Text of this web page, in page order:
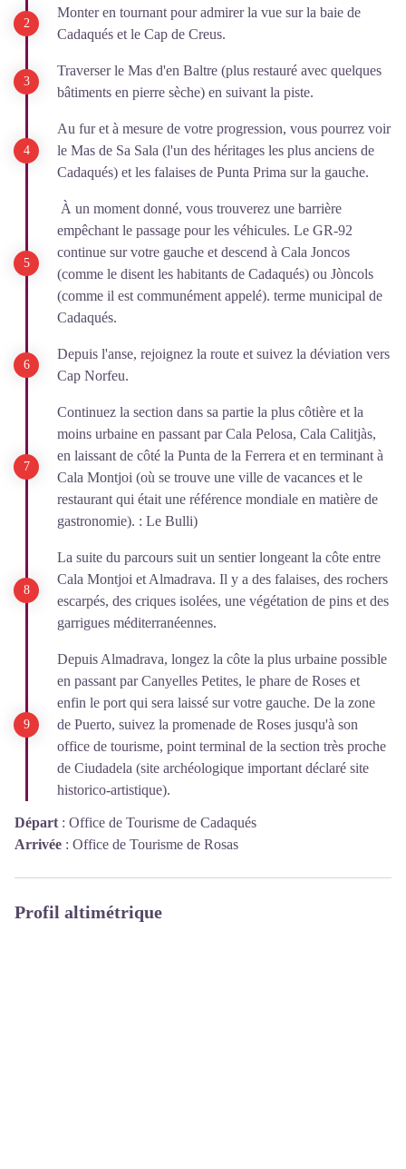
Monter en tournant pour admirer la vue sur la baie de
Cadaqués et le Cap de Creus.
Traverser le Mas d'en Baltre (plus restauré avec quelques
bâtiments en pierre sèche) en suivant la piste.
Au fur et à mesure de votre progression, vous pourrez voir
le Mas de Sa Sala (l'un des héritages les plus anciens de
Cadaqués) et les falaises de Punta Prima sur la gauche.
À un moment donné, vous trouverez une barrière
empêchant le passage pour les véhicules. Le GR-92
continue sur votre gauche et descend à Cala Joncos
(comme le disent les habitants de Cadaqués) ou Jòncols
(comme il est communément appelé). terme municipal de
Cadaqués.
Depuis l'anse, rejoignez la route et suivez la déviation vers
Cap Norfeu.
Continuez la section dans sa partie la plus côtière et la
moins urbaine en passant par Cala Pelosa, Cala Calitjàs,
en laissant de côté la Punta de la Ferrera et en terminant à
Cala Montjoi (où se trouve une ville de vacances et le
restaurant qui était une référence mondiale en matière de
gastronomie). : Le Bulli)
La suite du parcours suit un sentier longeant la côte entre
Cala Montjoi et Almadrava. Il y a des falaises, des rochers
escarpés, des criques isolées, une végétation de pins et des
garrigues méditerranéennes.
Depuis Almadrava, longez la côte la plus urbaine possible
en passant par Canyelles Petites, le phare de Roses et
enfin le port qui sera laissé sur votre gauche. De la zone
de Puerto, suivez la promenade de Roses jusqu'à son
office de tourisme, point terminal de la section très proche
de Ciudadela (site archéologique important déclaré site
historico-artistique).
Départ : Office de Tourisme de Cadaqués
Arrivée : Office de Tourisme de Rosas
Profil altimétrique